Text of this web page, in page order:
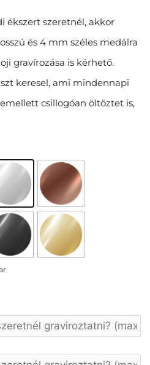
ékszert szeretnél, akkor
és 4 mm széles medálra
gravírozása is kérhető.
keresel, ami mindennapi
csillogóan öltöztet is,